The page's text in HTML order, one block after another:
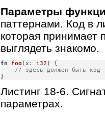
Параметры
паттернами. Код в
которая принимает
выглядеть знакомо.
fn foo (x: i32 ) {
// здесь должен быть код
}
Листинг 18-6.
параметрах.